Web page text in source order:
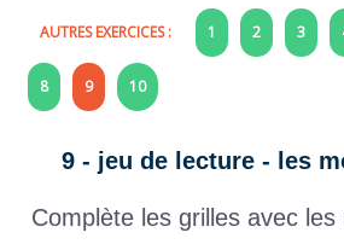
AUTRES EXERCICES : 1 2 3
8 9 10
9 - jeu de lecture - les
Complète les grilles avec